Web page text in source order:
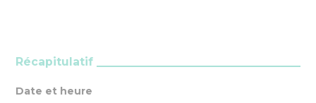
Récapitulatif
Date et heure